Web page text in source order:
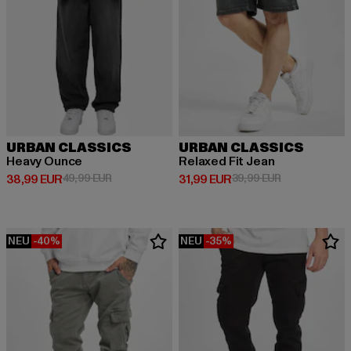
URBAN CLASSICS
Heavy Ounce
38,99 EUR
Derzeitiger Preis: 38,99 EUR
49,99 EURAktionspreis: 49,99 EUR
URBAN CLASSICS
Relaxed Fit Jean
31,99 EUR
Derzeitiger Preis: 31,99 EUR
39,99 EURAktionspreis:
NEU -40% NEU -35%